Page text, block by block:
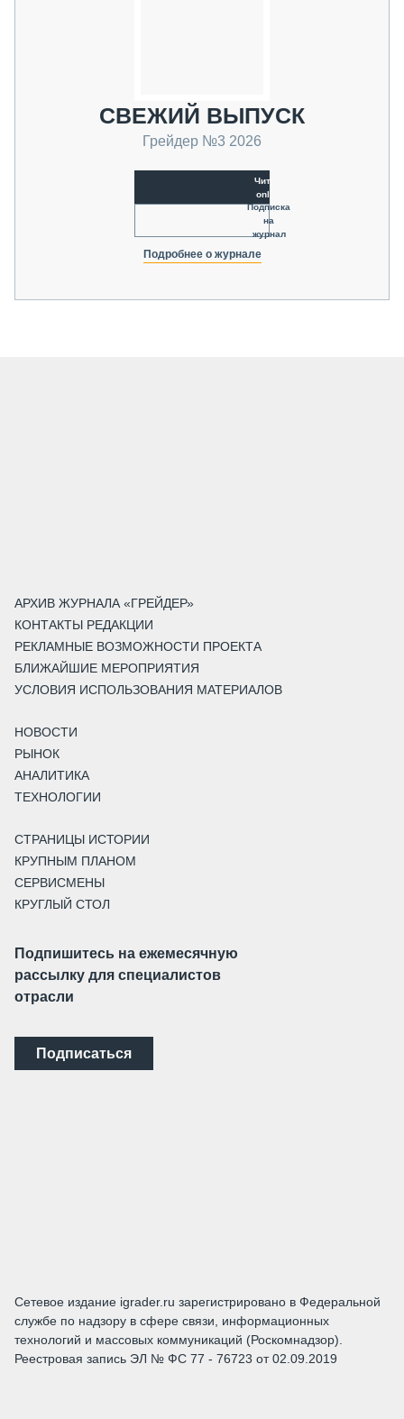
СВЕЖИЙ ВЫПУСК
Грейдер №3 2026
Читать
online
Подписка
на
журнал
Подробнее о журнале
АРХИВ ЖУРНАЛА «ГРЕЙДЕР»
КОНТАКТЫ РЕДАКЦИИ
РЕКЛАМНЫЕ ВОЗМОЖНОСТИ ПРОЕКТА
БЛИЖАЙШИЕ МЕРОПРИЯТИЯ
УСЛОВИЯ ИСПОЛЬЗОВАНИЯ МАТЕРИАЛОВ
НОВОСТИ
РЫНОК
АНАЛИТИКА
ТЕХНОЛОГИИ
СТРАНИЦЫ ИСТОРИИ
КРУПНЫМ ПЛАНОМ
СЕРВИСМЕНЫ
КРУГЛЫЙ СТОЛ
Подпишитесь на ежемесячную
рассылку для специалистов
отрасли
Подписаться
Сетевое издание igrader.ru зарегистрировано в Федеральной
службе по надзору в сфере связи, информационных
технологий и массовых коммуникаций (Роскомнадзор).
Реестровая запись ЭЛ № ФС 77 - 76723 от 02.09.2019